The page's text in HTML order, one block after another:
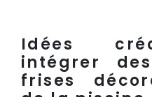
Idées
intégrer
frises